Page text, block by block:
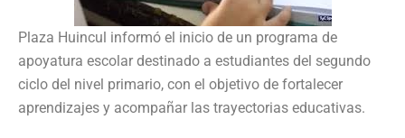
Plaza Huincul informó el inicio de un programa de
apoyatura escolar destinado a estudiantes del segundo
ciclo del nivel primario, con el objetivo de fortalecer
aprendizajes y acompañar las trayectorias educativas.